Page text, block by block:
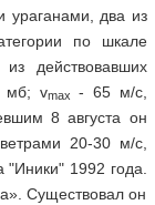
два из
по шкале
действовавших
мб; vmax
- 65 м/c,
8 августа он
20-30 м/с,
"Иники" 1992 года.
Существовал он